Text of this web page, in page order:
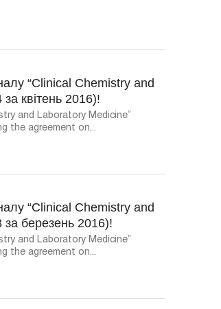
“Clinical Chemistry and
квітень 2016)!
and Laboratory Medicine”
the agreement on...
“Clinical Chemistry and
березень 2016)!
and Laboratory Medicine”
the agreement on...